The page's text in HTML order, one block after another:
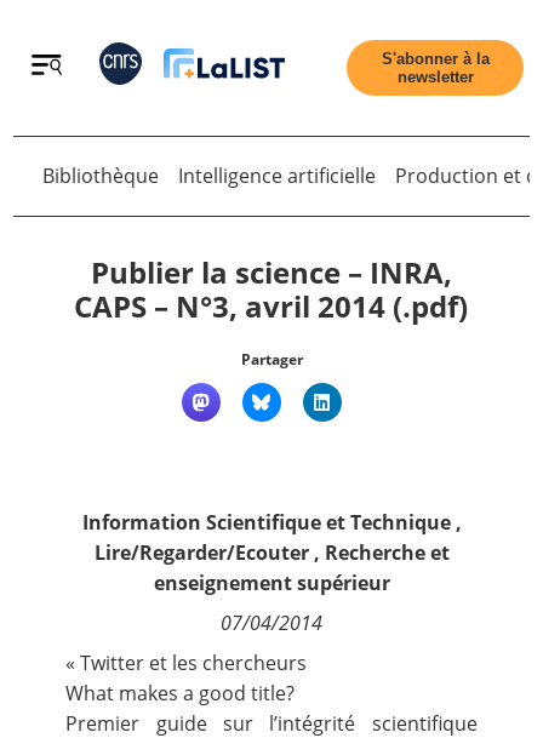
Retour
Contact
S'abonner à la
newsletter
Bibliothèque Intelligence artificielle Production et
Publier la science – INRA,
CAPS – N°3, avril 2014 (.pdf)
Partager
Information Scientifique et Technique,
Lire/Regarder/Ecouter, Recherche et
enseignement supérieur
07/04/2014
« Twitter et les chercheurs
What makes a good title?
Premier guide sur l’intégrité scientifique